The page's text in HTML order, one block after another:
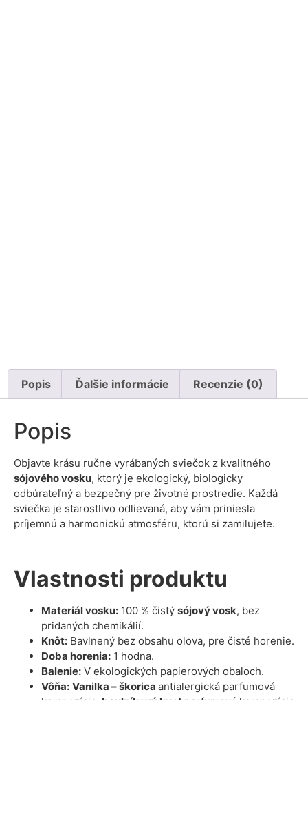
Popis Ďalšie informácie Recenzie (0)
Popis
Objavte krásu ručne vyrábaných sviečok z kvalitného
sójového vosku, ktorý je ekologický, biologicky
odbúrateľný a bezpečný pre životné prostredie. Každá
sviečka je starostlivo odlievaná, aby vám priniesla
príjemnú a harmonickú atmosféru, ktorú si zamilujete.
Vlastnosti produktu
Materiál vosku: 100 % čistý sójový vosk, bez
pridaných chemikálií.
Knôt: Bavlnený bez obsahu olova, pre čisté horenie.
Doba horenia: 1 hodna.
Balenie: V ekologických papierových obaloch.
Vôňa: Vanilka – škorica antialergická parfumová
kompozícia, bavlníkový kvet parfumová kompozícia